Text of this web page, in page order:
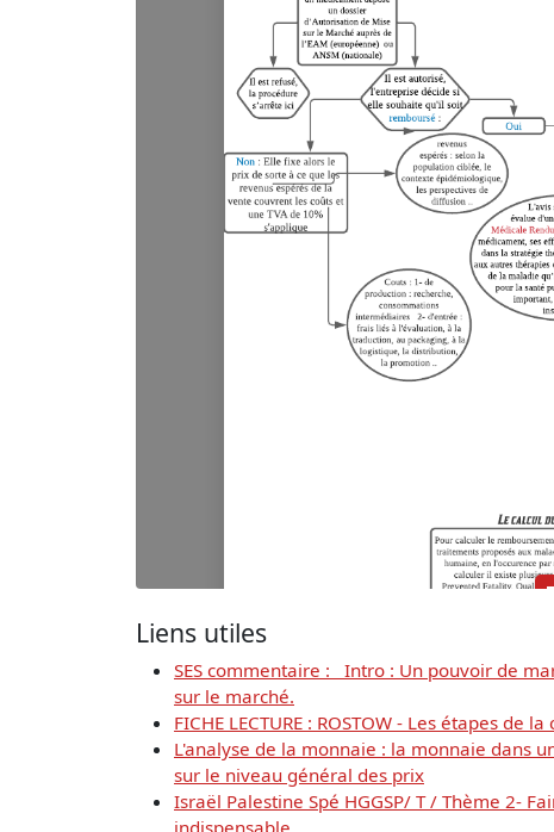
Liens utiles
SES commentaire : Intro : Un pouvoir de
sur le marché.
FICHE LECTURE : ROSTOW - Les étapes
L'analyse de la monnaie : la monnaie dans
sur le niveau général des prix
Israël Palestine Spé HGGSP/ T / Thème 2-
indispensable